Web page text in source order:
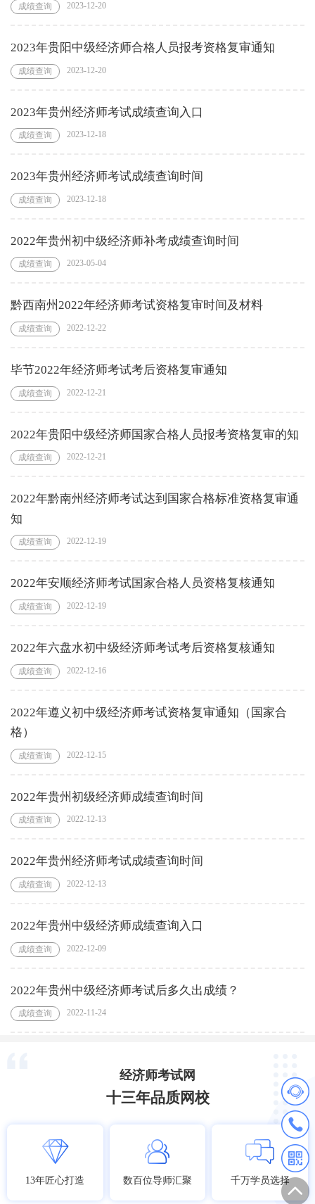
成绩查询 2023-12-20
2023年贵阳中级经济师合格人员报考资格复审通知
成绩查询 2023-12-20
2023年贵州经济师考试成绩查询入口
成绩查询 2023-12-18
2023年贵州经济师考试成绩查询时间
成绩查询 2023-12-18
2022年贵州初中级经济师补考成绩查询时间
成绩查询 2023-05-04
黔西南州2022年经济师考试资格复审时间及材料
成绩查询 2022-12-22
毕节2022年经济师考试考后资格复审通知
成绩查询 2022-12-21
2022年贵阳中级经济师国家合格人员报考资格复审的知
成绩查询 2022-12-21
2022年黔南州经济师考试达到国家合格标准资格复审通
知
成绩查询 2022-12-19
2022年安顺经济师考试国家合格人员资格复核通知
成绩查询 2022-12-19
2022年六盘水初中级经济师考试考后资格复核通知
成绩查询 2022-12-16
2022年遵义初中级经济师考试资格复审通知（国家合
格）
成绩查询 2022-12-15
2022年贵州初级经济师成绩查询时间
成绩查询 2022-12-13
2022年贵州经济师考试成绩查询时间
成绩查询 2022-12-13
2022年贵州中级经济师成绩查询入口
成绩查询 2022-12-09
2022年贵州中级经济师考试后多久出成绩？
成绩查询 2022-11-24
经济师考试网
十三年品质网校
13年匠心打造 数百位导师汇聚 千万学员选择